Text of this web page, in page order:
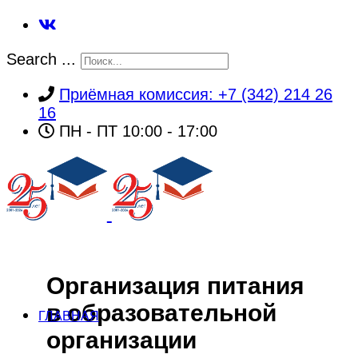
Search ...
Приёмная комиссия: +7 (342) 214 26
16
ПН - ПТ 10:00 - 17:00
ГЛАВНАЯ
Организация питания
в образовательной
организации